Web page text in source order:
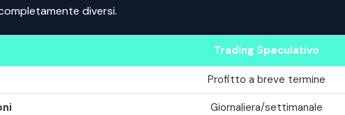
diversi.
Trading Speculativo
Profitto a breve termine
Giornaliera/settimanale